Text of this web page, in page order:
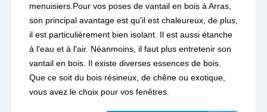
menuisiers.Pour vos poses de vantail en bois à Arras,
son principal avantage est qu'il est chaleureux, de plus,
il est particulièrement bien isolant. Il est aussi étanche
à l'eau et à l'air. Néanmoins, il faut plus entretenir son
vantail en bois. Il existe diverses essences de bois.
Que ce soit du bois résineux, de chêne ou exotique,
vous avez le choix pour vos fenêtres.